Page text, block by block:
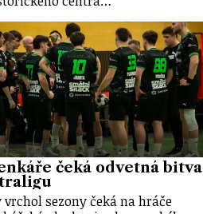
čeká odvetná bitva
vrchol sezony čeká na hráče